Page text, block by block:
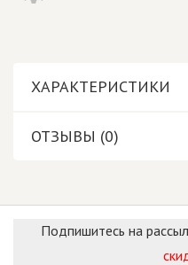
ХАРАКТЕРИСТИКИ
ОТЗЫВЫ (0)
Подпишитесь на